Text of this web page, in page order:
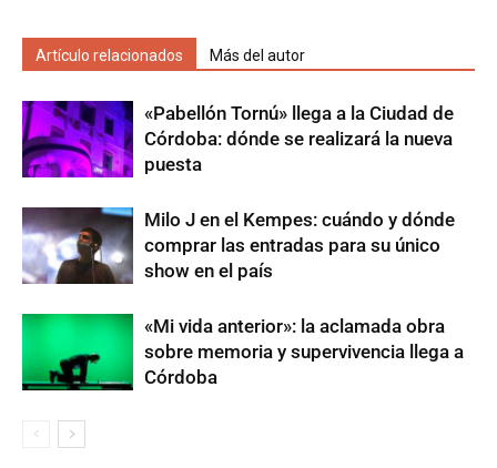
Artículo relacionados Más del autor
«Pabellón Tornú» llega a la Ciudad de
Córdoba: dónde se realizará la nueva
puesta
Milo J en el Kempes: cuándo y dónde
comprar las entradas para su único
show en el país
«Mi vida anterior»: la aclamada obra
sobre memoria y supervivencia llega a
Córdoba